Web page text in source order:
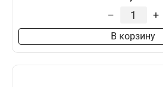
– +
В корзину